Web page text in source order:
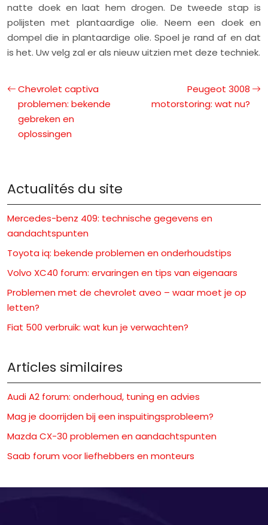
natte doek en laat hem drogen. De tweede stap is
polijsten met plantaardige olie. Neem een doek en
dompel die in plantaardige olie. Spoel je rand af en dat
is het. Uw velg zal er als nieuw uitzien met deze techniek.
Chevrolet captiva
problemen: bekende
gebreken en
oplossingen
Peugeot 3008
motorstoring: wat nu?
Actualités du site
Mercedes-benz 409: technische gegevens en
aandachtspunten
Toyota iq: bekende problemen en onderhoudstips
Volvo XC40 forum: ervaringen en tips van eigenaars
Problemen met de chevrolet aveo – waar moet je op
letten?
Fiat 500 verbruik: wat kun je verwachten?
Articles similaires
Audi A2 forum: onderhoud, tuning en advies
Mag je doorrijden bij een inspuitingsprobleem?
Mazda CX-30 problemen en aandachtspunten
Saab forum voor liefhebbers en monteurs